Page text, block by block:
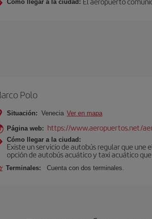
Cómo llegar a la ciudad:
Polo
Situación: Venecia Ver en mapa
Página web: https://www.aeropuertos.net/
Cómo llegar a la ciudad:
Existe un servicio de autobús regular que une
opción de autobús acuático y taxi acuático
Terminales: Cuenta con dos terminales.